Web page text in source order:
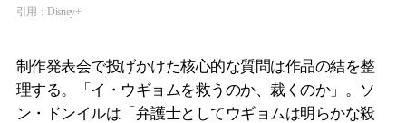
引用：Disney+
制作発表会で投げかけた核心的な質問は作品の結を整
理する。「イ・ウギョムを救うのか、裁くのか」。ソ
ン・ドンイルは「弁護士としてウギョムは明らかな殺